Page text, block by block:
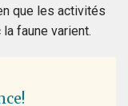
que les activités
faune varient.